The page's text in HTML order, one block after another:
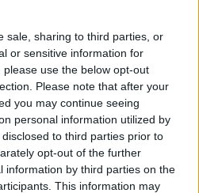
sale, sharing to third parties, or
or sensitive information for
use the below opt-out
Please note that after your
you may continue seeing
personal information utilized by
to third parties prior to
opt-out of the further
information by third parties on the
This information may